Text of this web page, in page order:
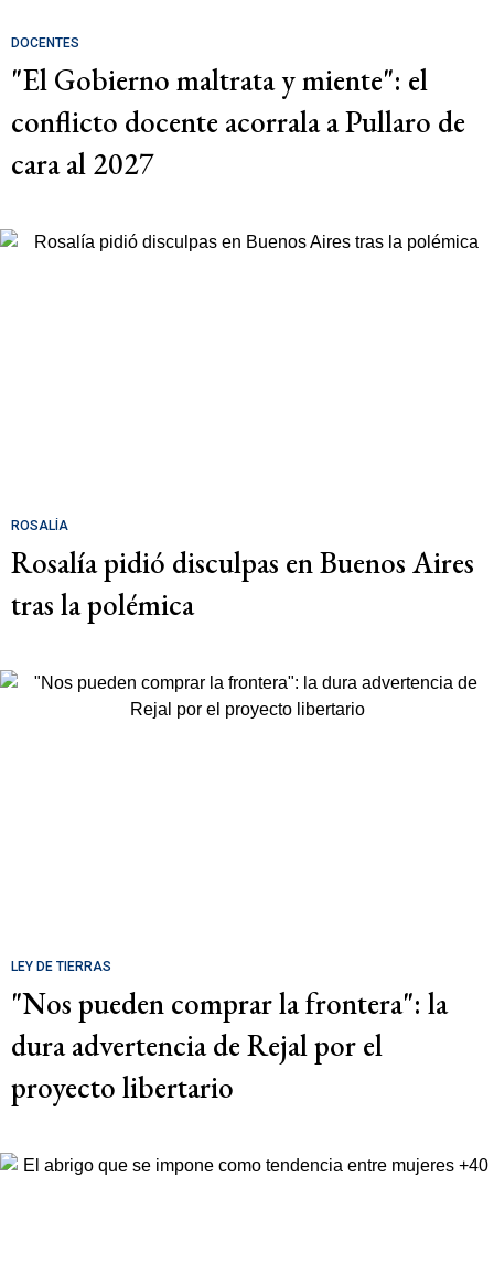
DOCENTES
"El Gobierno maltrata y miente": el
conflicto docente acorrala a Pullaro de
cara al 2027
ROSALÍA
Rosalía pidió disculpas en Buenos Aires
tras la polémica
LEY DE TIERRAS
"Nos pueden comprar la frontera": la
dura advertencia de Rejal por el
proyecto libertario